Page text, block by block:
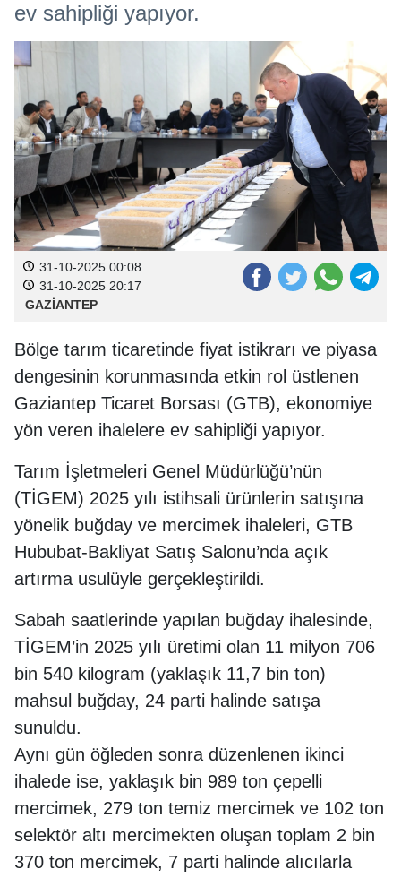
ev sahipliği yapıyor.
31-10-2025 00:08
31-10-2025 20:17
GAZİANTEP
Bölge tarım ticaretinde fiyat istikrarı ve piyasa
dengesinin korunmasında etkin rol üstlenen
Gaziantep Ticaret Borsası (GTB), ekonomiye
yön veren ihalelere ev sahipliği yapıyor.
Tarım İşletmeleri Genel Müdürlüğü’nün
(TİGEM) 2025 yılı istihsali ürünlerin satışına
yönelik buğday ve mercimek ihaleleri, GTB
Hububat-Bakliyat Satış Salonu’nda açık
artırma usulüyle gerçekleştirildi.
Sabah saatlerinde yapılan buğday ihalesinde,
TİGEM’in 2025 yılı üretimi olan 11 milyon 706
bin 540 kilogram (yaklaşık 11,7 bin ton)
mahsul buğday, 24 parti halinde satışa
sunuldu.
Aynı gün öğleden sonra düzenlenen ikinci
ihalede ise, yaklaşık bin 989 ton çepelli
mercimek, 279 ton temiz mercimek ve 102 ton
selektör altı mercimekten oluşan toplam 2 bin
370 ton mercimek, 7 parti halinde alıcılarla